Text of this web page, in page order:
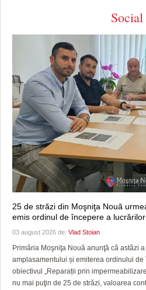
Social
25 de străzi din Moşniţa Nouă
emis ordinul de începere a lucrărilor
03 august 2026 de: Vlad Stoian
Primăria Moşniţa Nouă anunţă că astăzi
amplasamentului și emiterea ordinului
obiectivul „Reparații prin
nu mai puţin de 25 de străzi, valoarea